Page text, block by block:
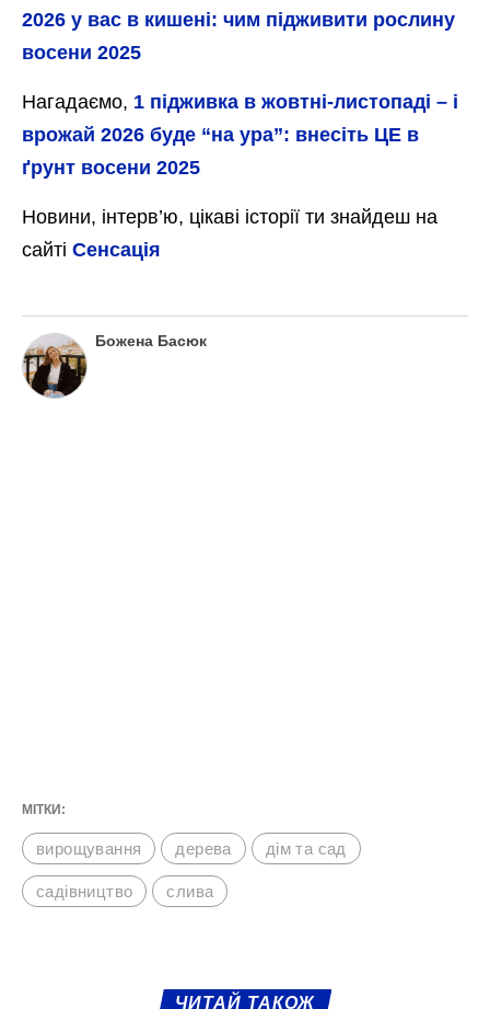
2026 у вас в кишені: чим підживити рослину
восени 2025
Нагадаємо, 1 підживка в жовтні-листопаді – і
врожай 2026 буде “на ура”: внесіть ЦЕ в
ґрунт восени 2025
Новини, інтерв’ю, цікаві історії ти знайдеш на
сайті Сенсація
Божена Басюк
МІТКИ:
вирощування дерева дім та сад
садівництво слива
ЧИТАЙ ТАКОЖ